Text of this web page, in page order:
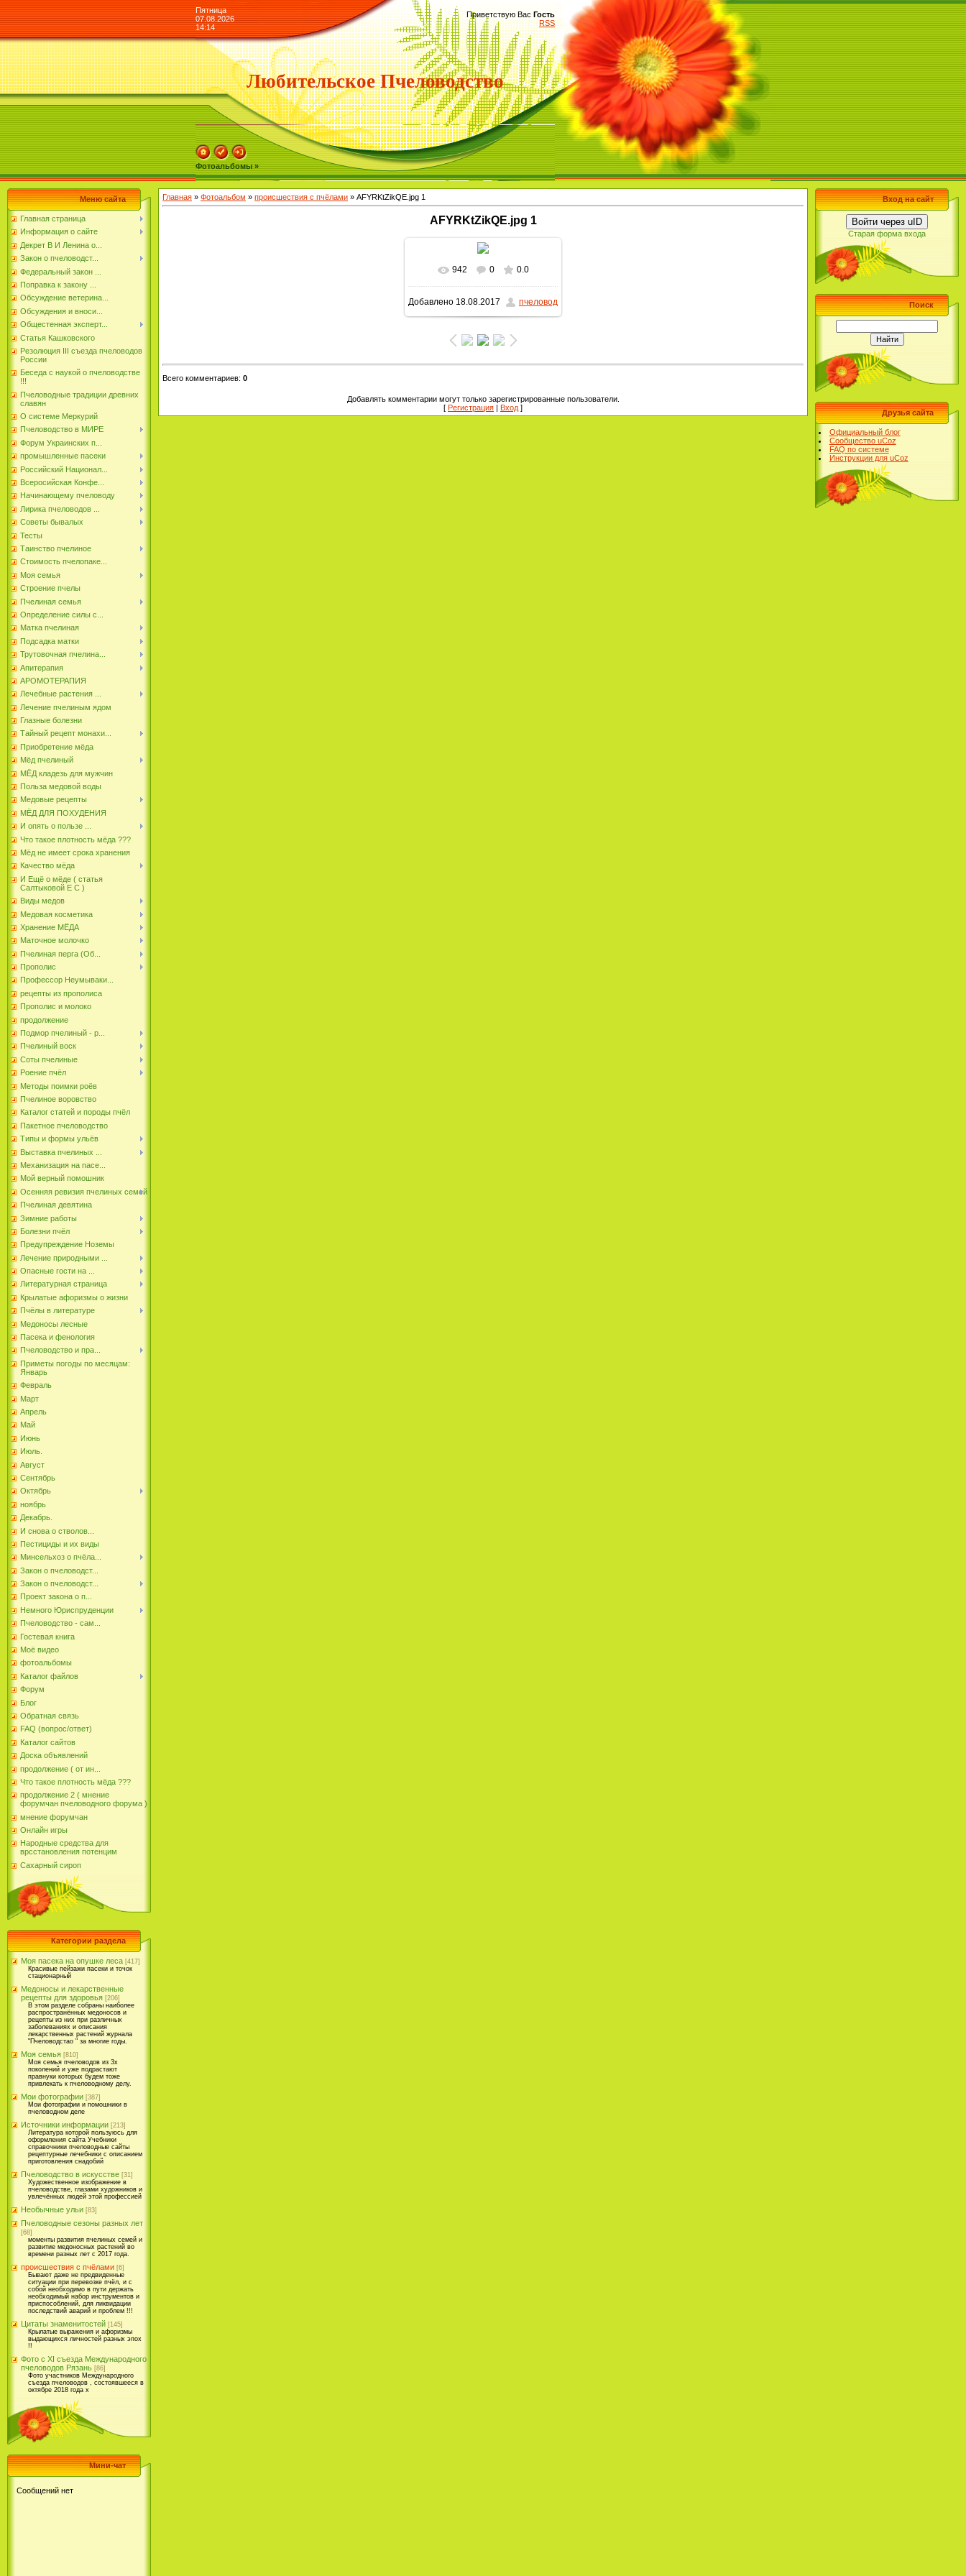
Пятница
07.08.2026
14:14
Приветствую Вас Гость
RSS
Любительское Пчеловодство
Фотоальбомы »
Меню сайта
Главная страница
Информация о сайте
Декрет В И Ленина о...
Закон о пчеловодст...
Федеральный закон ...
Поправка к закону ...
Обсуждение ветерина...
Обсуждения и вноси...
Общестенная эксперт...
Статья Кашковского
Резолюция III съезда пчеловодов
России
Беседа с наукой о пчеловодстве
!!!
Пчеловодные традиции древних
славян
О системе Меркурий
Пчеловодство в МИРЕ
Форум Украинских п...
промышленные пасеки
Российский Национал...
Всеросийская Конфе...
Начинающему пчеловоду
Лирика пчеловодов ...
Советы бывалых
Тесты
Таинство пчелиное
Стоимость пчелопаке...
Моя семья
Строение пчелы
Пчелиная семья
Определение силы с...
Матка пчелиная
Подсадка матки
Трутовочная пчелина...
Апитерапия
АРОМОТЕРАПИЯ
Лечебные растения ...
Лечение пчелиным ядом
Глазные болезни
Тайный рецепт монахи...
Приобретение мёда
Мёд пчелиный
МЁД кладезь для мужчин
Польза медовой воды
Медовые рецепты
МЁД ДЛЯ ПОХУДЕНИЯ
И опять о пользе ...
Что такое плотность мёда ???
Мёд не имеет срока хранения
Качество мёда
И Ещё о мёде ( статья
Салтыковой Е С )
Виды медов
Медовая косметика
Хранение МЁДА
Маточное молочко
Пчелиная перга (Об...
Прополис
Профессор Неумываки...
рецепты из прополиса
Прополис и молоко
продолжение
Подмор пчелиный - р...
Пчелиный воск
Соты пчелиные
Роение пчёл
Методы поимки роёв
Пчелиное воровство
Каталог статей и породы пчёл
Пакетное пчеловодство
Типы и формы ульёв
Выставка пчелиных ...
Механизация на пасе...
Мой верный помошник
Осенняя ревизия пчелиных семей
Пчелиная девятина
Зимние работы
Болезни пчёл
Предупреждение Ноземы
Лечение природными ...
Опасные гости на ...
Литературная страница
Крылатые афоризмы о жизни
Пчёлы в литературе
Медоносы лесные
Пасека и фенология
Пчеловодство и пра...
Приметы погоды по месяцам:
Январь
Февраль
Март
Апрель
Май
Июнь
Июль.
Август
Сентябрь
Октябрь
ноябрь
Декабрь.
И снова о стволов...
Пестициды и их виды
Минсельхоз о пчёла...
Закон о пчеловодст...
Закон о пчеловодст...
Проект закона о п...
Немного Юриспруденции
Пчеловодство - сам...
Гостевая книга
Моё видео
фотоальбомы
Каталог файлов
Форум
Блог
Обратная связь
FAQ (вопрос/ответ)
Каталог сайтов
Доска объявлений
продолжение ( от ин...
Что такое плотность мёда ???
продолжение 2 ( мнение
форумчан пчеловодного форума )
мнение форумчан
Онлайн игры
Народные средства для
врсстановления потенцим
Сахарный сироп
Категории раздела
Моя пасека на опушке леса [417]
Красивые пейзажи пасеки и точок
стационарный
Медоносы и лекарственные
рецепты для здоровья [206]
В этом разделе собраны наиболее
распространённых медоносов и
рецепты из них при различных
заболеваниях и описания
лекарственных растений журнала
"Пчеловодстао " за многие годы.
Моя семья [810]
Моя семья пчеловодов из 3х
поколений и уже подрастают
правнуки которых будем тоже
привлекать к пчеловодному делу.
Мои фотографии [387]
Мои фотографии и помошники в
пчеловодном деле
Источники информации [213]
Литература которой пользуюсь для
оформления сайта Учебники
справочники пчеловодные сайты
рецептурные лечебники с описанием
приготовления снадобий
Пчеловодство в искусстве [31]
Художественное изображение в
пчеловодстве, глазами художников и
увлечённых людей этой профессией
Необычные ульи [83]
Пчеловодные сезоны разных лет
[68]
моменты развития пчелиных семей и
развитие медоносных растений во
времени разных лет с 2017 года.
происшествия с пчёлами [6]
Бывают даже не предвиденные
ситуации при перевозке пчёл, и с
собой необходимо в пути держать
необходимый набор инструментов и
приспособлений, для ликвидации
последствий аварий и проблем !!!
Цитаты знаменитостей [145]
Крылатые выражения и афоризмы
выдающихся личностей разных эпох
!!
Фото с XI съезда Международного
пчеловодов Рязань [86]
Фото участников Международного
съезда пчеловодов , состоявшееся в
октябре 2018 года х
Мини-чат
Главная » Фотоальбом » происшествия с пчёлами » AFYRKtZikQE.jpg 1
AFYRKtZikQE.jpg 1
В реальном размере
1280x720/ 209.1Kb
942 0 0.0
Добавлено 18.08.2017 пчеловод
Всего комментариев: 0
Добавлять комментарии могут только зарегистрированные пользователи.
[ Регистрация Вход]
Вход на сайт
Войти через uID
Старая форма входа
Поиск
Друзья сайта
Официальный блог
Сообщество uCoz
FAQ по системе
Инструкции для uCoz